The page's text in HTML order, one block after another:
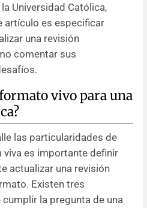
Universidad Católica,
artículo es especificar
una revisión
comentar sus
vivo para una
las particularidades de
es importante definir
actualizar una revisión
Existen tres
la pregunta de una